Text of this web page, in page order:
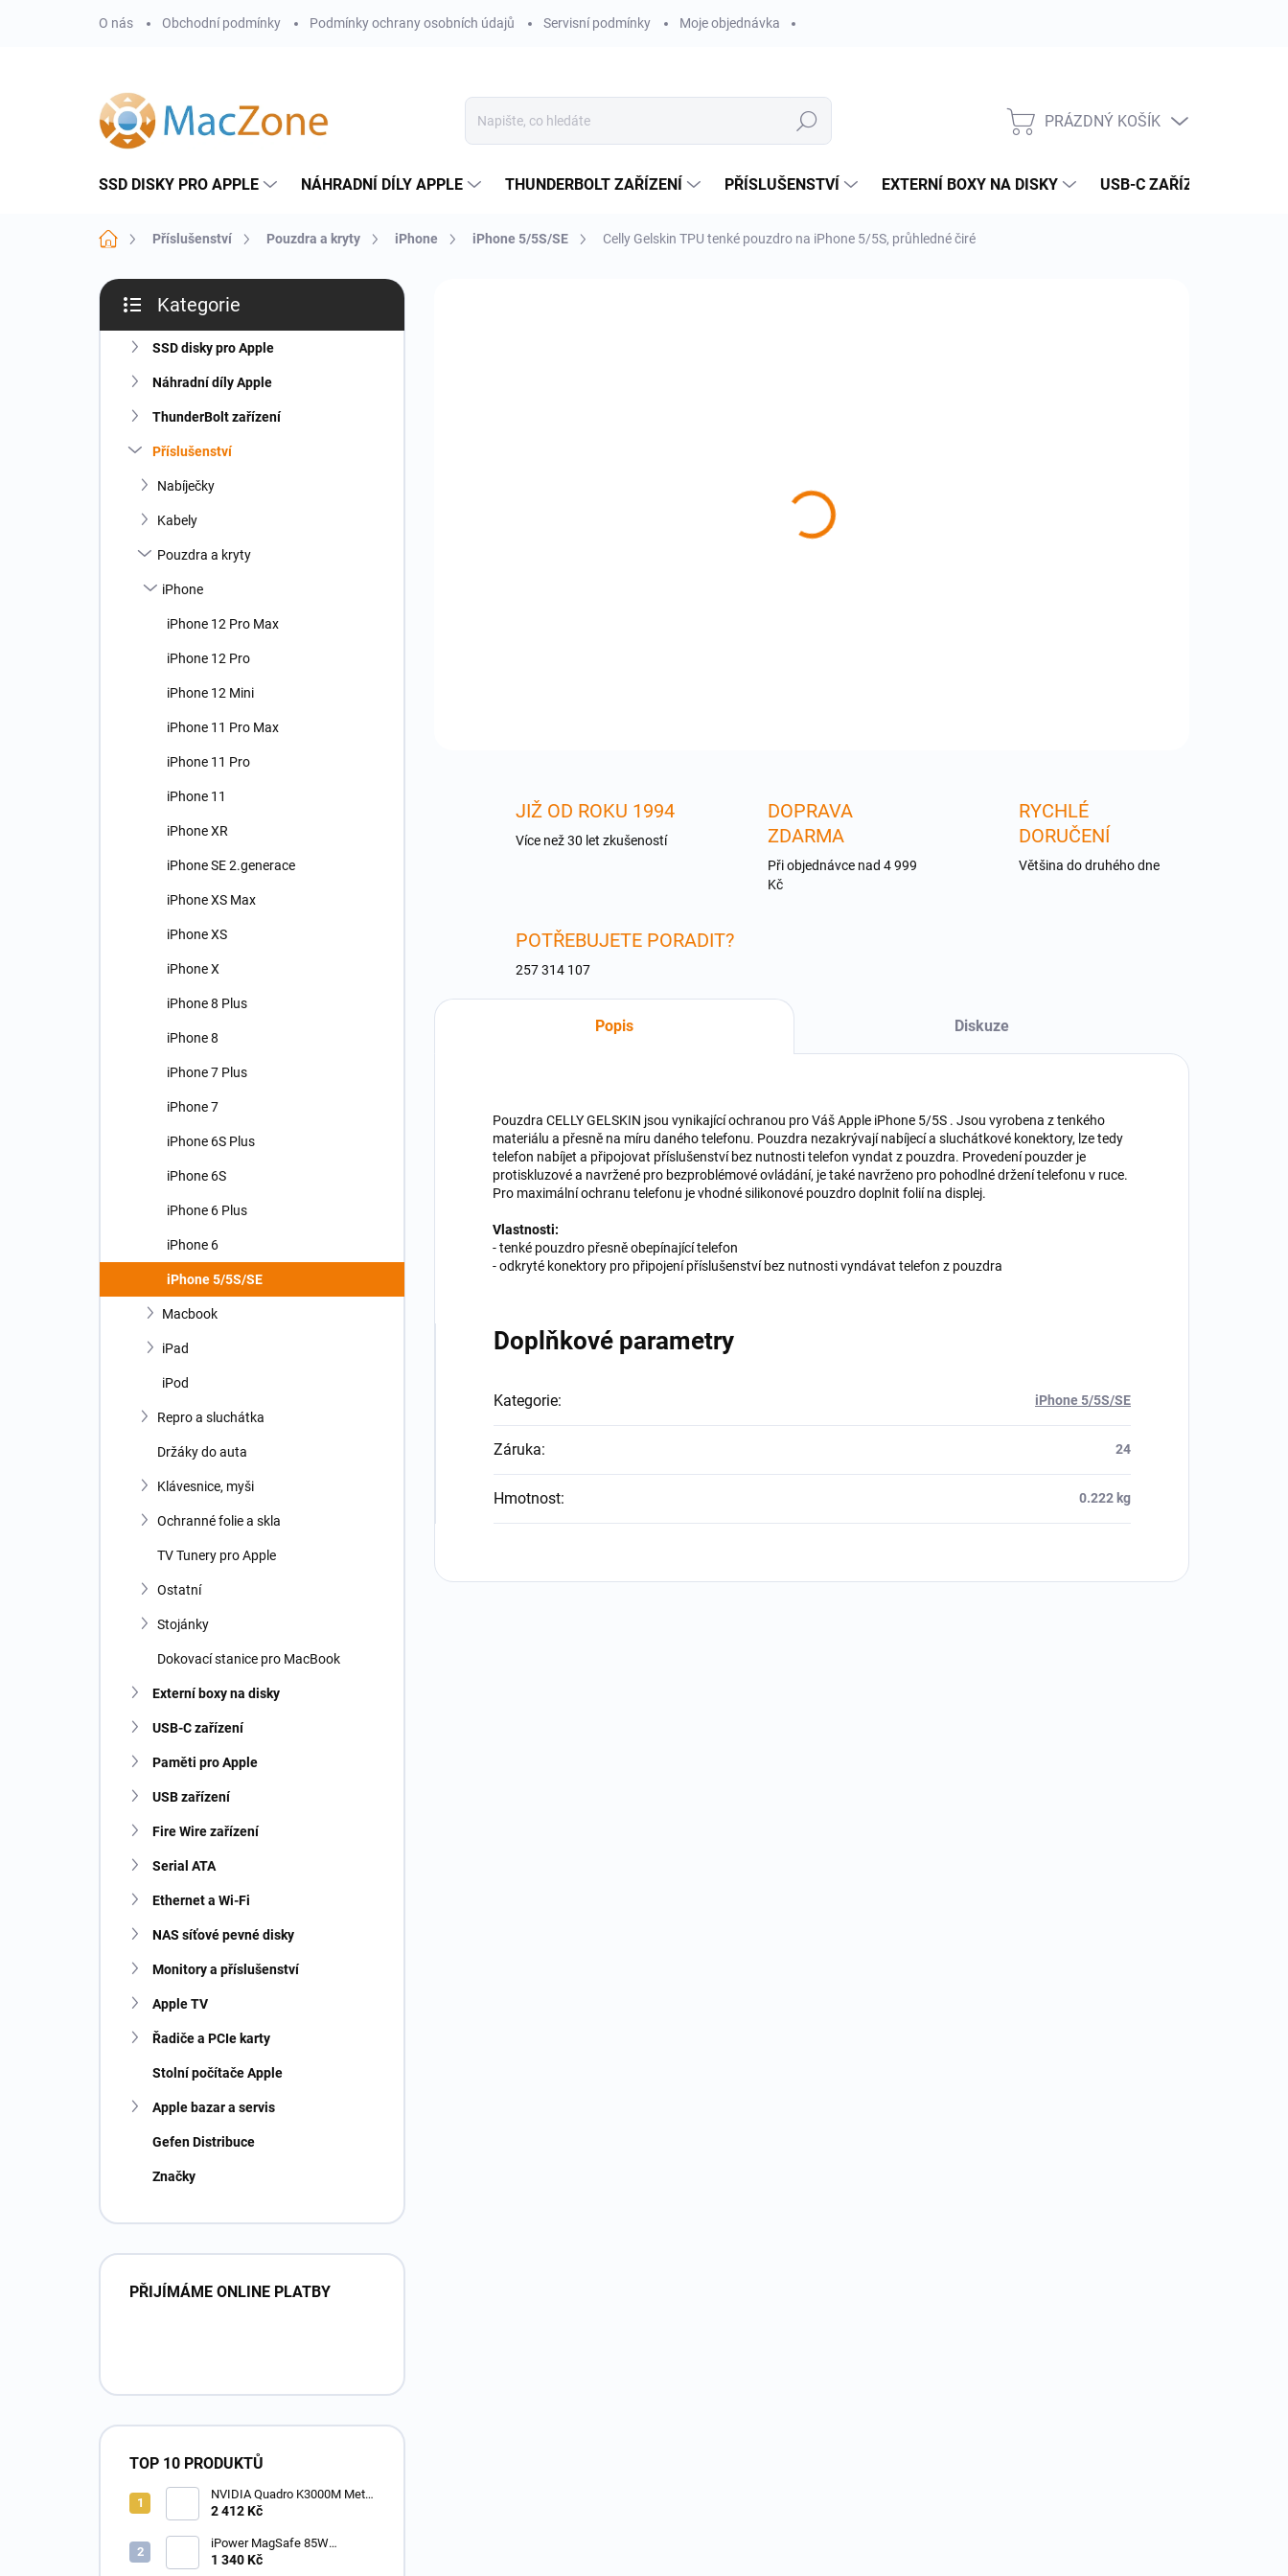
O nás Obchodní podmínky Podmínky ochrany osobních údajů Servisní podmínky Moje objednávka
Hledat
NÁKUPNÍ
PRÁZDNÝ KOŠÍK
SSD DISKY PRO APPLE NÁHRADNÍ DÍLY APPLE THUNDERBOLT ZAŘÍZENÍ PŘÍSLUŠENSTVÍ EXTERNÍ BOXY NA DISKY USB-C ZAŘÍZENÍ
Domů Příslušenství Pouzdra a kryty iPhone iPhone 5/5S/SE Celly Gelskin TPU tenké pouzdro na iPhone 5/5S, průhledné čiré
P
s
kategorie
Kategorie
SSD disky pro Apple
Náhradní díly Apple
ThunderBolt zařízení
Příslušenství
Nabíječky
Kabely
Pouzdra a kryty
iPhone
iPhone 12 Pro Max
iPhone 12 Pro
iPhone 12 Mini
iPhone 11 Pro Max
iPhone 11 Pro
iPhone 11
iPhone XR
iPhone SE 2.generace
iPhone XS Max
iPhone XS
iPhone X
iPhone 8 Plus
iPhone 8
iPhone 7 Plus
iPhone 7
iPhone 6S Plus
iPhone 6S
iPhone 6 Plus
iPhone 6
iPhone 5/5S/SE
Macbook
iPad
iPod
Repro a sluchátka
Držáky do auta
Klávesnice, myši
Ochranné folie a skla
TV Tunery pro Apple
Ostatní
Stojánky
Dokovací stanice pro MacBook
Externí boxy na disky
USB-C zařízení
Paměti pro Apple
USB zařízení
Fire Wire zařízení
Serial ATA
Ethernet a Wi-Fi
NAS síťové pevné disky
Monitory a příslušenství
Apple TV
Řadiče a PCIe karty
Stolní počítače Apple
Apple bazar a servis
Gefen Distribuce
Značky
PŘIJÍMÁME ONLINE PLATBY
TOP 10 PRODUKTŮ
NVIDIA Quadro K3000M Metal
2GB MXM grafická karta
2 412 Kč
iPower MagSafe 85W
napájecí adaptér pro Apple
1 340 Kč
JIŽ OD ROKU 1994
Více než 30 let zkušeností
DOPRAVA
ZDARMA
Při objednávce nad 4 999
Kč
RYCHLÉ
DORUČENÍ
Většina do druhého dne
POTŘEBUJETE PORADIT?
257 314 107
Popis Diskuze
Pouzdra CELLY GELSKIN jsou vynikající ochranou pro Váš Apple iPhone 5/5S . Jsou vyrobena z tenkého
materiálu a přesně na míru daného telefonu. Pouzdra nezakrývají nabíjecí a sluchátkové konektory, lze tedy
telefon nabíjet a připojovat příslušenství bez nutnosti telefon vyndat z pouzdra. Provedení pouzder je
protiskluzové a navržené pro bezproblémové ovládání, je také navrženo pro pohodlné držení telefonu v ruce.
Pro maximální ochranu telefonu je vhodné silikonové pouzdro doplnit folií na displej.
Vlastnosti:
- tenké pouzdro přesně obepínající telefon
- odkryté konektory pro připojení příslušenství bez nutnosti vyndávat telefon z pouzdra
Doplňkové parametry
Kategorie: iPhone 5/5S/SE
Záruka: 24
Hmotnost: 0.222 kg